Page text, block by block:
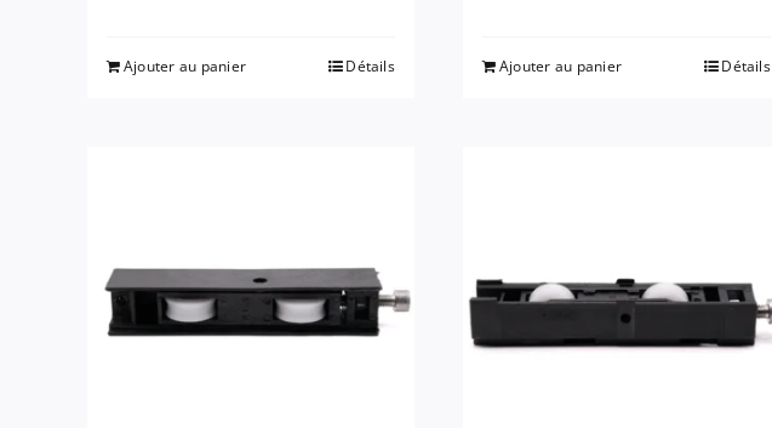
Ajouter au panier Détails Ajouter au panier Détails